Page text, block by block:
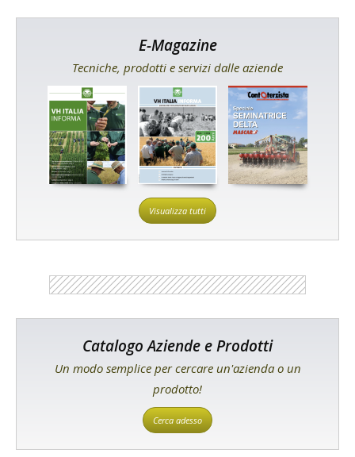
E-Magazine
Tecniche, prodotti e servizi dalle aziende
Visualizza tutti
Catalogo Aziende e Prodotti
Un modo semplice per cercare un'azienda o un
prodotto!
Cerca adesso